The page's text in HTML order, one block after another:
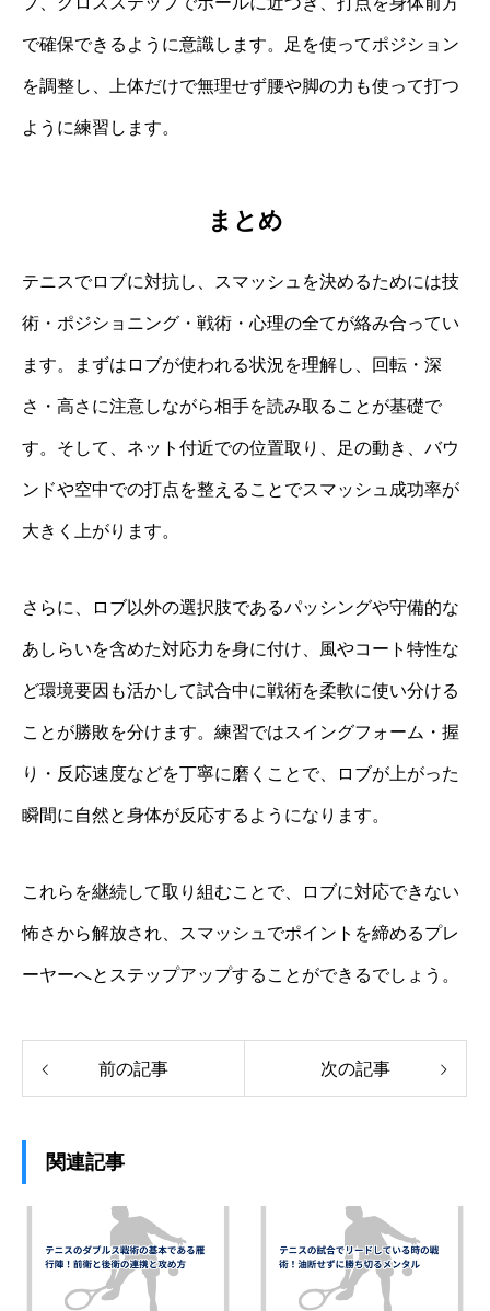
で確保できるように意識します。足を使ってポジション
を調整し、上体だけで無理せず腰や脚の力も使って打つ
ように練習します。
まとめ
テニスでロブに対抗し、スマッシュを決めるためには技
術・ポジショニング・戦術・心理の全てが絡み合ってい
ます。まずはロブが使われる状況を理解し、回転・深
さ・高さに注意しながら相手を読み取ることが基礎で
す。そして、ネット付近での位置取り、足の動き、バウ
ンドや空中での打点を整えることでスマッシュ成功率が
大きく上がります。
さらに、ロブ以外の選択肢であるパッシングや守備的な
あしらいを含めた対応力を身に付け、風やコート特性な
ど環境要因も活かして試合中に戦術を柔軟に使い分ける
ことが勝敗を分けます。練習ではスイングフォーム・握
り・反応速度などを丁寧に磨くことで、ロブが上がった
瞬間に自然と身体が反応するようになります。
これらを継続して取り組むことで、ロブに対応できない
怖さから解放され、スマッシュでポイントを締めるプレ
ーヤーへとステップアップすることができるでしょう。
前の記事 次の記事
関連記事